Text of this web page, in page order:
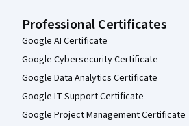
Professional Certificates
Google AI Certificate
Google Cybersecurity Certificate
Google Data Analytics Certificate
Google IT Support Certificate
Google Project Management Certificate